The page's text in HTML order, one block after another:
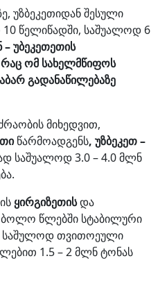
უზბეკეთიდან შესული
წელიწადში, საშუალოდ 6
– უბეკეთეთის
რაც ომ სახელმწიფოს
გადანაწილებაზე
მიხედვით,
წარმოადგენს, უზბეკეთ –
საშუალოდ 3.0 – 4.0 მლნ
ყირგიზეთისდა
წლებში სტაბილური
საშულოდ თვითოეული
1.5 – 2 მლნ ტონას